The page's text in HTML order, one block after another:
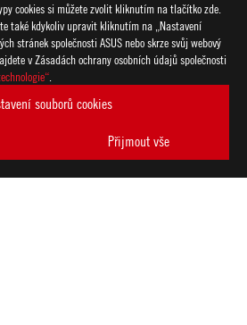
cookies si můžete zvolit kliknutím na tlačítko zde.
také kdykoliv upravit kliknutím na „Nastavení
stránek společnosti ASUS nebo skrze svůj webový
v Zásadách ochrany osobních údajů společnosti
souborů cookies
Přijmout vše
JEDNOTKY
850W PLATINUM GALLERY